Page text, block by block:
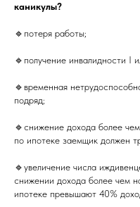
каникулы?
🔹потеря работы;
🔹получение инвалидности I
🔹временная
подряд;
🔹снижение дохода более
по ипотеке заемщик должен
🔹увеличение числа
снижении дохода более чем
ипотеке превышают 40%